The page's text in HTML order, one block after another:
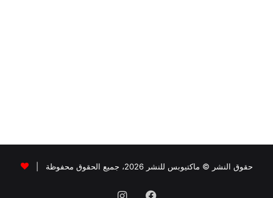
حقوق النشر © ماكتيوبس للنشر 2026، جميع الحقوق محفوظة |